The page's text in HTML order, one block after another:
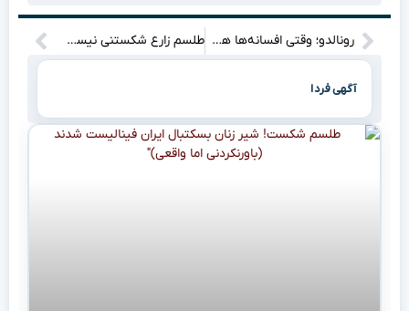
رونالدو؛ وقتی افسانه‌ها هم تعظیم می‌کنند! طلسم زارع شکستنی نیست؟ ستاره پرسپولیس باز هم در حسرت بازی! / پای یک انتقال جنجالی دیگر به روسیه در میان؟!”
آگهی فردا